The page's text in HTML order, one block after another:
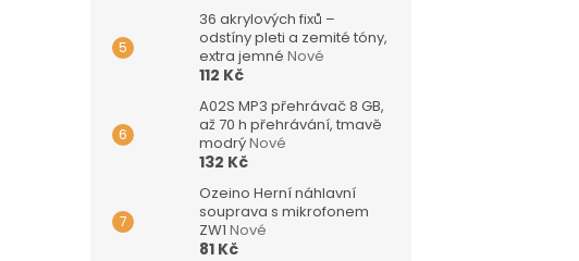
36 akrylových fixů –
odstíny pleti a zemité tóny,
extra jemné Nové
112 Kč
A02S MP3 přehrávač 8 GB,
až 70 h přehrávání, tmavě
modrýNové
132 Kč
Ozeino Herní náhlavní
souprava s mikrofonem
ZW1 Nové
81 Kč